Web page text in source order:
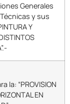
Generales
y sus
Y
la: “PROVISION
EN